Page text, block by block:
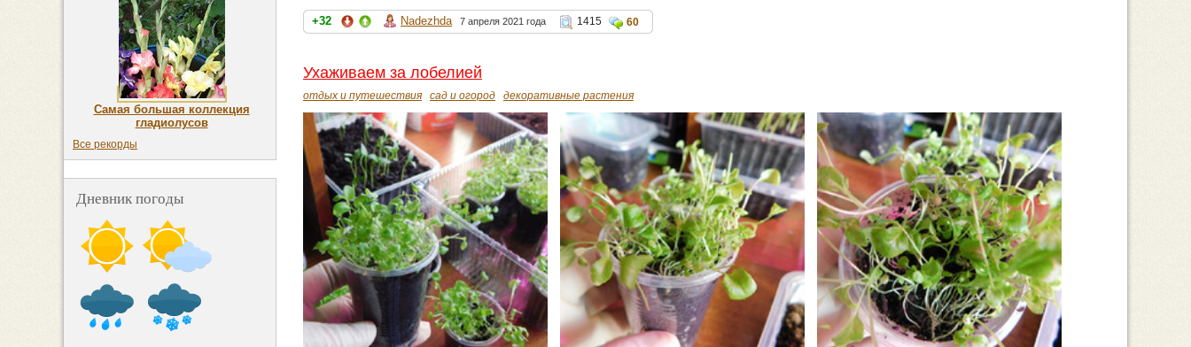
+32 Nadezhda 7 апреля 2021 года 1415 60
Ухаживаем за лобелией
отдых и путешествия сад и огород декоративные растения
Самая большая коллекция
гладиолусов
Все рекорды
Дневник погоды